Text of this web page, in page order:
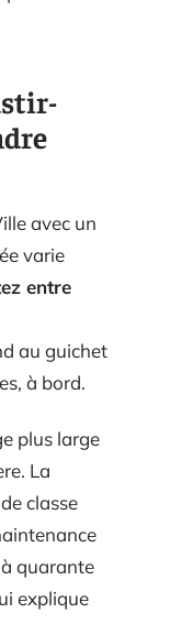
avec un
varie
entre
au guichet
à bord.
plus large
La
classe
quarante
explique